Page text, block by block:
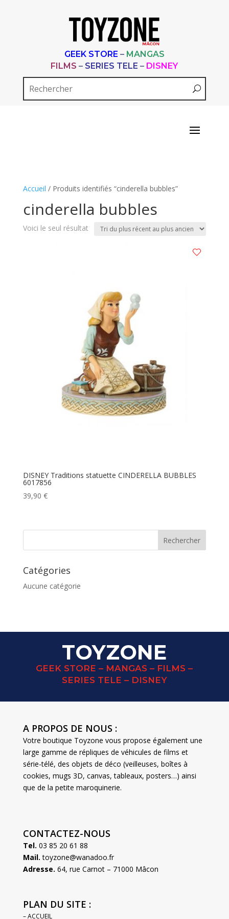
GEEK STORE – MANGAS
FILMS – SERIES TELE – DISNEY
Accueil / Produits identifiés “cinderella bubbles”
cinderella bubbles
Voici le seul résultat
DISNEY Traditions statuette CINDERELLA BUBBLES
6017856
39,90 €
Catégories
Aucune catégorie
TOYZONE
GEEK STORE – MANGAS – FILMS –
SERIES TELE – DISNEY
A PROPOS DE NOUS :
Votre boutique Toyzone vous propose également une
large gamme de répliques de véhicules de films et
série-télé, des objets de déco (veilleuses, boîtes à
cookies, mugs 3D, canvas, tableaux, posters…) ainsi
que de la petite maroquinerie.
CONTACTEZ-NOUS
Tel. 03 85 20 61 88
Mail. toyzone@wanadoo.fr
Adresse. 64, rue Carnot – 71000 Mâcon
PLAN DU SITE :
– ACCUEIL